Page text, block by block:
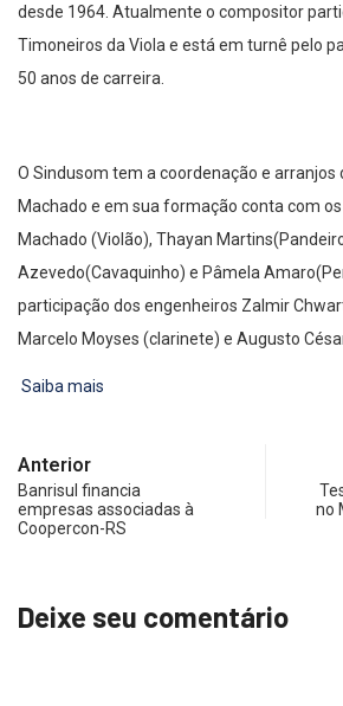
desde 1964. Atualmente o compositor
Timoneiros da Viola e está em turnê pelo
50 anos de carreira.
O Sindusom tem a coordenação e arranjos
Machado e em sua formação conta com
Machado (Violão), Thayan
Azevedo(Cavaquinho) e Pâmela
participação dos engenheiros Zalmir
Marcelo Moyses (clarinete) e Augusto
Saiba mais
Anterior
Banrisul financia
empresas associadas à
Coopercon-RS
no
Deixe seu comentário